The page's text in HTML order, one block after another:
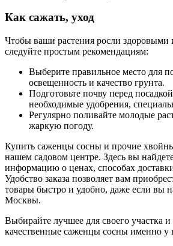
Как сажать, уход
Чтобы ваши растения росли здоровыми
следуйте простым рекомендациям:
Выберите правильное место для
освещенность и качество грунта.
Подготовьте почву перед
необходимые удобрения,
Регулярно поливайте молодые
жаркую погоду.
Купить саженцы сосны и прочие
нашем садовом центре. Здесь вы
информацию о ценах, способах
Удобство заказа позволяет вам
товары быстро и удобно, даже если вы
Москвы.
Выбирайте лучшее для своего участка
качественные саженцы сосны именно у